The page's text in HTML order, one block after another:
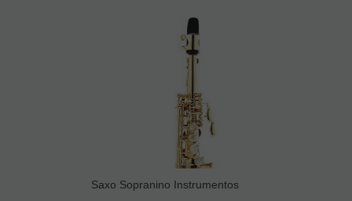
Saxo Sopranino Instrumentos